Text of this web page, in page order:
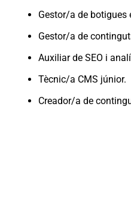
Gestor/a de botigues
Gestor/a de
Auxiliar de SEO i
Tècnic/a CMS júnior.
Creador/a de